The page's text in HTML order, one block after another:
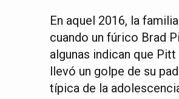
En aquel 2016, la
cuando un fúrico Brad
algunas indican que
llevó un golpe de su
típica de la